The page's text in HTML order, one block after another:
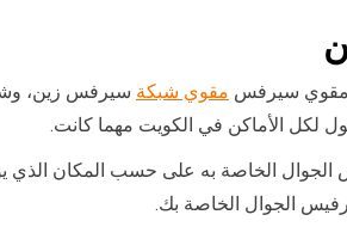
مقوي سيرفس مقوي شبكة سيرفس زين،
لكل الأماكن في الكويت مهما كانت.
الخاصة به على حسب المكان الذي
الجوال الخاصة بك.